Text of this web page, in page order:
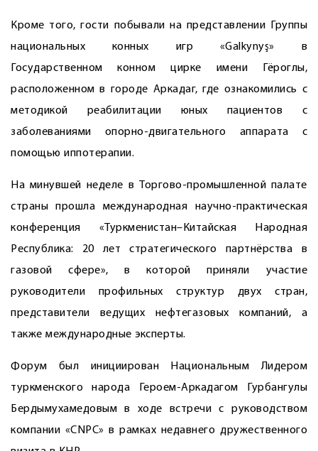
Кроме того, гости побывали на представлении Группы
национальных конных игр «Galkynyş» в
Государственном конном цирке имени Гёроглы,
расположенном в городе Аркадаг, где ознакомились с
методикой реабилитации юных пациентов с
заболеваниями опорно-двигательного аппарата с
помощью иппотерапии.
На минувшей неделе в Торгово-промышленной палате
страны прошла международная научно-практическая
конференция «Туркменистан–Китайская Народная
Республика: 20 лет стратегического партнёрства в
газовой сфере», в которой приняли участие
руководители профильных структур двух стран,
представители ведущих нефтегазовых компаний, а
также международные эксперты.
Форум был инициирован Национальным Лидером
туркменского народа Героем-Аркадагом Гурбангулы
Бердымухамедовым в ходе встречи с руководством
компании «CNPC» в рамках недавнего дружественного